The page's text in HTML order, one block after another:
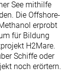
See mithilfe
Die Offshore-
erprobt
für Bildung
H2Mare.
Schiffe oder
noch erörtern.